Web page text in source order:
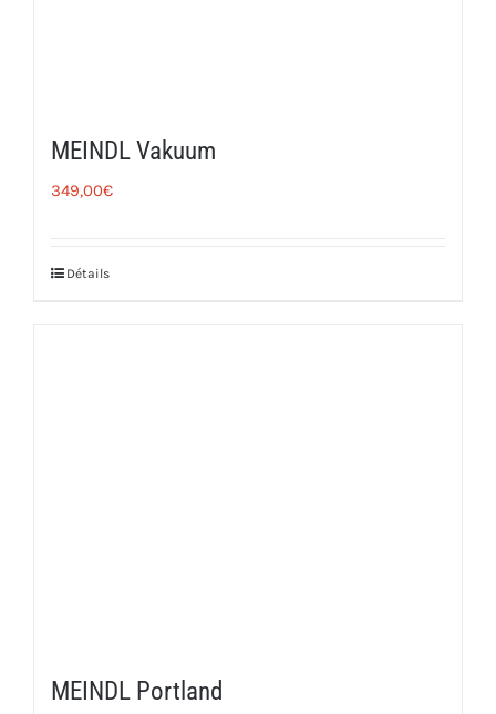
MEINDL Vakuum
349,00€
Détails
MEINDL Portland